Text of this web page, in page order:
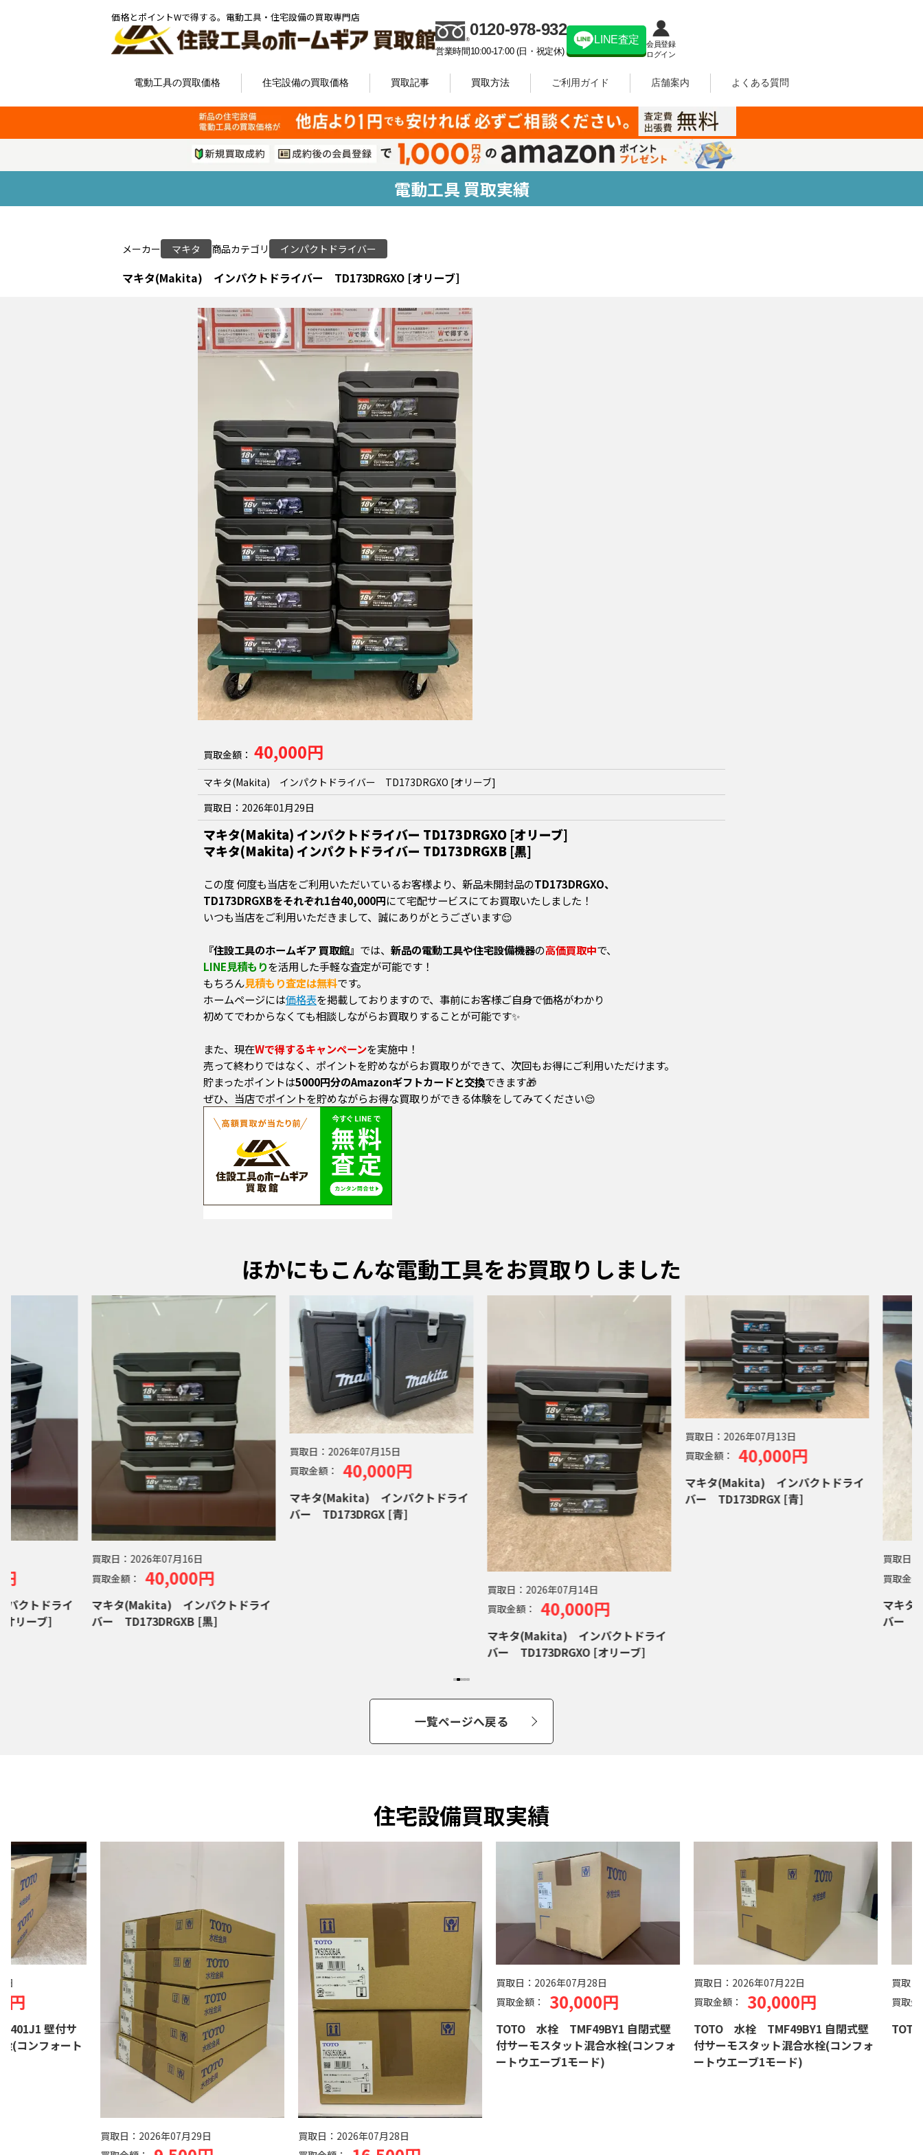
価格とポイントWで得する。電動工具・住宅設備の買取専門店
0120-978-932
営業時間10:00-17:00 (日・祝定休)
LINE査定
会員登録
ログイン
電動工具の買取価格 住宅設備の買取価格 買取記事 買取方法 ご利用ガイド 店舗案内 よくある質問
電動工具 買取実績
メーカー マキタ 商品カテゴリ インパクトドライバー
マキタ(Makita) インパクトドライバー TD173DRGXO [オリーブ]
買取金額： 40,000円
マキタ(Makita) インパクトドライバー TD173DRGXO [オリーブ]
買取日： 2026年01月29日
マキタ(Makita) インパクトドライバー TD173DRGXO [オリーブ]
マキタ(Makita) インパクトドライバー TD173DRGXB [黒]
この度 何度も当店をご利用いただいているお客様より、新品未開封品のTD173DRGXO、
TD173DRGXBをそれぞれ1台40,000円にて宅配サービスにてお買取いたしました！
いつも当店をご利用いただきまして、誠にありがとうございます😌
『住設工具のホームギア 買取館』 では、 新品の電動工具や住宅設備機器の高価買取中で、
LINE見積もりを活用した手軽な査定が可能です！
もちろん見積もり査定は無料です。
ホームページには価格表を掲載しておりますので、事前にお客様ご自身で価格がわかり
初めてでわからなくても相談しながらお買取りすることが可能です✨
また、現在Wで得するキャンペーンを実施中！
売って終わりではなく、ポイントを貯めながらお買取りができて、次回もお得にご利用いただけます。
貯まったポイントは5000円分のAmazonギフトカードと交換できます🎁
ぜひ、当店でポイントを貯めながらお得な買取りができる体験をしてみてください😌
ほかにもこんな電動工具をお買取りしました
クトドライ
リーブ]
買取日： 2026年07月16日
買取金額：
40,000円
マキタ(Makita) インパクトドライ
バー TD173DRGXB [黒]
買取日： 2026年07月15日
買取金額：
40,000円
マキタ(Makita) インパクトドライ
バー TD173DRGX [青]
買取日： 2026年07月14日
買取金額：
40,000円
マキタ(Makita) インパクトドライ
バー TD173DRGXO [オリーブ]
買取日： 2026年07月13日
買取金額：
40,000円
マキタ(Makita) インパクトドライ
バー TD173DRGX [青]
買取日：
買取金額
マキタ
バー
一覧ページへ戻る
住宅設備買取実績
壁付サ
ンフォート
買取日：2026年07月29日
買取日：2026年07月28日
買取日：2026年07月28日
買取金額：
30,000円
TOTO 水栓 TMF49BY1 自閉式壁
付サーモスタット混合水栓(コンフォ
ートウエーブ1モード)
買取日：2026年07月22日
買取金額：
30,000円
TOTO 水栓 TMF49BY1 自閉式壁
付サーモスタット混合水栓(コンフォ
ートウエーブ1モード)
買取日：
買取金額
TOTO